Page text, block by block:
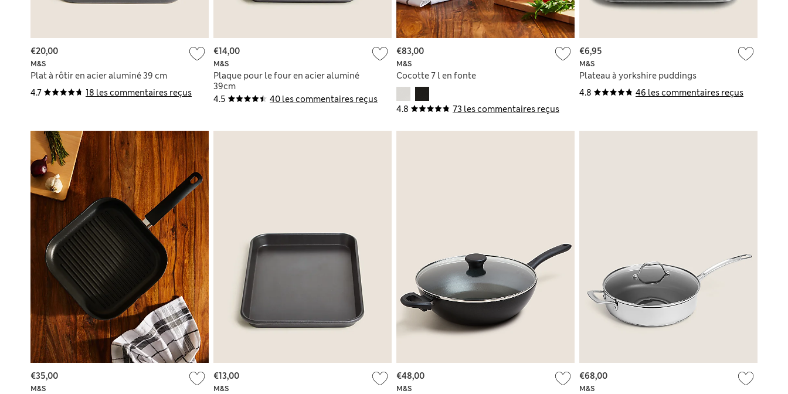
4.7 18 les commentaires reçus
M&S
Plat à rôtir en acier aluminé 39 cm
€20,00
4.5 40 les commentaires reçus
M&S
Plaque pour le four en acier aluminé
39cm
€14,00
4.8 73 les commentaires reçus
M&S
Cocotte 7 l en fonte
€83,00
4.8 46 les commentaires reçus
M&S
Plateau à yorkshire puddings
€6,95
M&S
€35,00
M&S
€13,00
M&S
€48,00
M&S
€68,00